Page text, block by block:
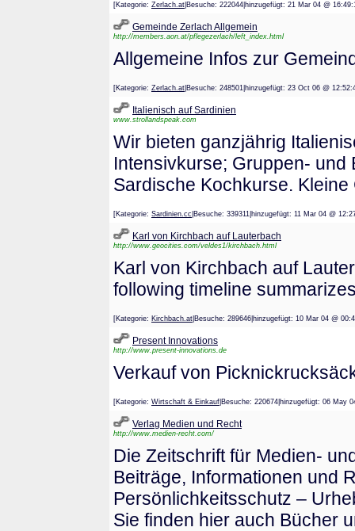
[Kategorie: Zerlach.at |Besuche: 222044|hinzugefügt: 21 Mar 04 @
Gemeinde Zerlach Allgemein
http://members.aon.at/pflegezerlach/left_index.html
Allgemeine Infos zur
[Kategorie: Zerlach.at |Besuche: 248501|hinzugefügt: 23 Oct 06 @
Italienisch auf Sardinien
www.strollandspeak.com
Wir bieten ganzjährig
Intensivkurse; Gruppen-
Sardische Kochkurse.
[Kategorie: Sardinien.cc |Besuche: 339311|hinzugefügt: 11 Mar 04
Karl von Kirchbach auf Lauterbach
http://www.geocities.com/veldes1/kirchbach.html
Karl von Kirchbach auf
following timeline
[Kategorie: Kirchbach.at |Besuche: 289646|hinzugefügt: 10 Mar 04
Present Innovations
http://www.present-innovations.de
Verkauf von
[Kategorie: Wirtschaft & Einkauf |Besuche: 220674|hinzugefügt: 06
Verlag Medien und Recht
http://www.medien-recht.com/
Die Zeitschrift für Medien-
Beiträge, Informationen und
Persönlichkeitsschutz –
Sie finden hier auch Bücher